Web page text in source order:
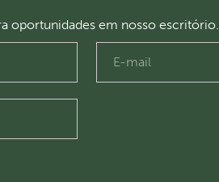
oportunidades em nosso escritório.